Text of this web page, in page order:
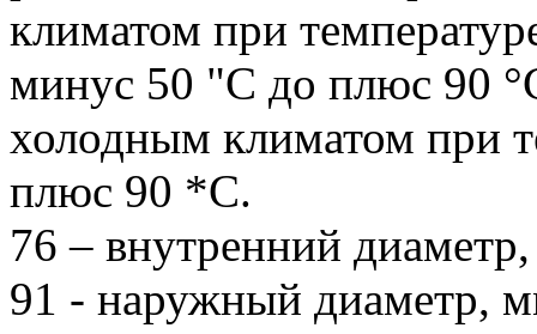
климатом при
минус 50 "С до плюс 90
холодным климатом при
плюс 90 *С.
76 – внутренний
91 - наружный диаметр,